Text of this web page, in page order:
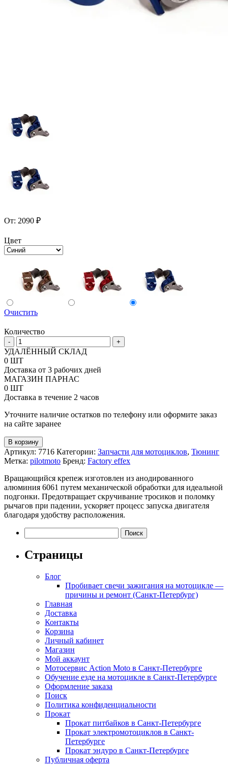
От: 2090 ₽
Цвет
Очистить
Количество
-
Количество
товара
Крепеж
сцепления
и
тормоза
с
хот
-
Factory
Effex
+
УДАЛЁННЫЙ СКЛАД
0 ШТ
Доставка от 3 рабочих дней
МАГАЗИН ПАРНАС
0 ШТ
Доставка в течение 2 часов
Уточните наличие остатков по телефону или оформите заказ
на сайте заранее
В корзину
Артикул: 7716 Категории: Запчасти для мотоциклов, Тюнинг
Метка: pilotmoto Бренд: Factory effex
Вращающийся крепеж изготовлен из анодированного
алюминия 6061 путем механической обработки для идеальной
подгонки. Предотвращает скручивание тросиков и поломку
рычагов при падении, ускоряет процесс запуска двигателя
благодаря удобству расположения.
Страницы
Блог
Пробивает свечи зажигания на мотоцикле —
причины и ремонт (Санкт-Петербург)
Главная
Доставка
Контакты
Корзина
Личный кабинет
Магазин
Мой аккаунт
Мотосервис Action Moto в Санкт-Петербурге
Обучение езде на мотоцикле в Санкт-Петербурге
Оформление заказа
Поиск
Политика конфиденциальности
Прокат
Прокат питбайков в Санкт-Петербурге
Прокат электромотоциклов в Санкт-
Петербурге
Прокат эндуро в Санкт-Петербурге
Публичная оферта